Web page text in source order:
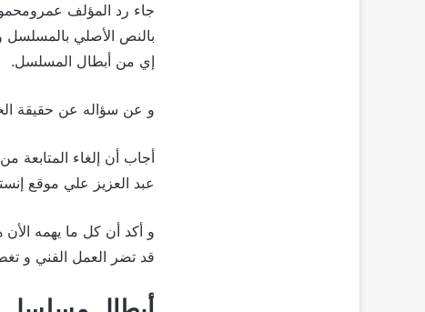
جاء رد المؤلف
بالنص الأصلي بالمسلسل
إي من أبطال المسلسل.
و عن سؤاله عن حقيقة
أجاب أن إلغاء المتابعة
عبد العزيز علي موقع
و أكد أن كل ما يهمه
قد تضر العمل الفني و